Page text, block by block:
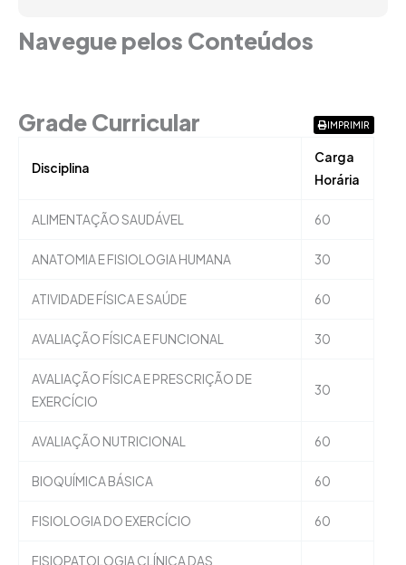
Navegue pelos Conteúdos
IMPRIMIR
Grade Curricular
Disciplina
Carga
Horária
ALIMENTAÇÃO SAUDÁVEL 60
ANATOMIA E FISIOLOGIA HUMANA 30
ATIVIDADE FÍSICA E SAÚDE 60
AVALIAÇÃO FÍSICA E FUNCIONAL 30
AVALIAÇÃO FÍSICA E PRESCRIÇÃO DE
EXERCÍCIO
30
AVALIAÇÃO NUTRICIONAL 60
BIOQUÍMICA BÁSICA 60
FISIOLOGIA DO EXERCÍCIO 60
FISIOPATOLOGIA CLÍNICA DAS